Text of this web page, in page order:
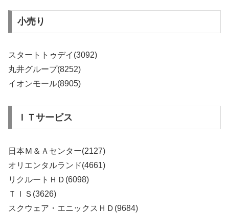
小売り
スタートトゥデイ(3092)
丸井グループ(8252)
イオンモール(8905)
ＩＴサービス
日本Ｍ＆Ａセンター(2127)
オリエンタルランド(4661)
リクルートＨＤ(6098)
ＴＩＳ(3626)
スクウェア・エニックスＨＤ(9684)